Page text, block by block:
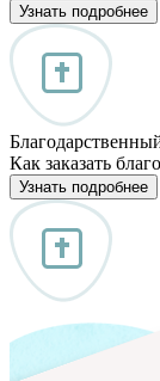
Узнать подробнее
Как заказать
Узнать подробнее